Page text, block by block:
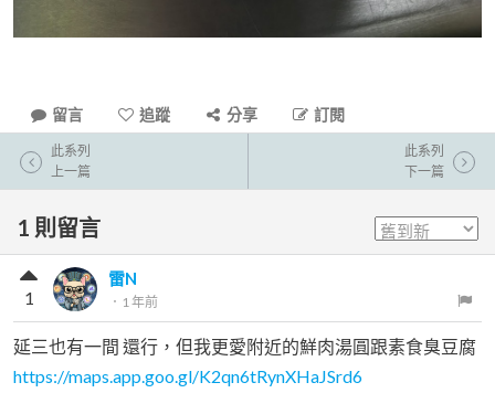
留言 追蹤 分享 訂閱
此系列
上一篇
此系列
下一篇
1 則留言
雷N
． 1 年前
1
延三也有一間 還行，但我更愛附近的鮮肉湯圓跟素食臭豆腐
https://maps.app.goo.gl/K2qn6tRynXHaJSrd6